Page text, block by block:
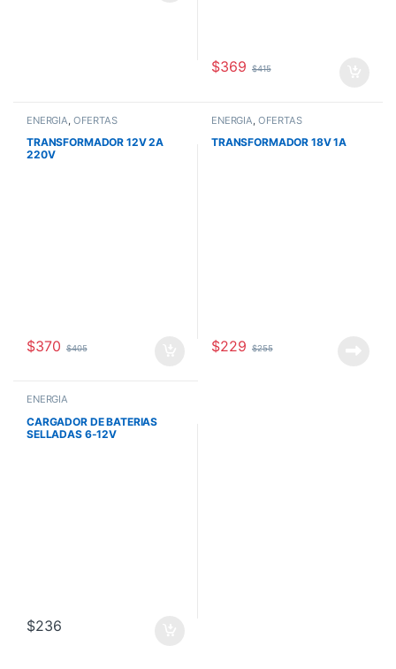
$369 $415
ENERGÍA OFERTAS
TRANSFORMADOR 12V 2A
220V
$370 $405
ENERGÍA OFERTAS
TRANSFORMADOR 18V 1A
$229 $255
ENERGÍA
CARGADOR DE BATERIAS
SELLADAS 6-12V
$236